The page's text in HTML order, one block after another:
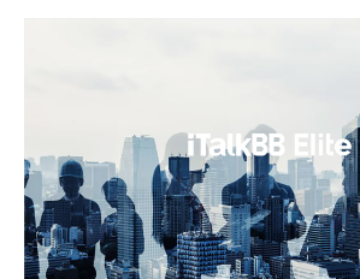
养老 非盈利组织